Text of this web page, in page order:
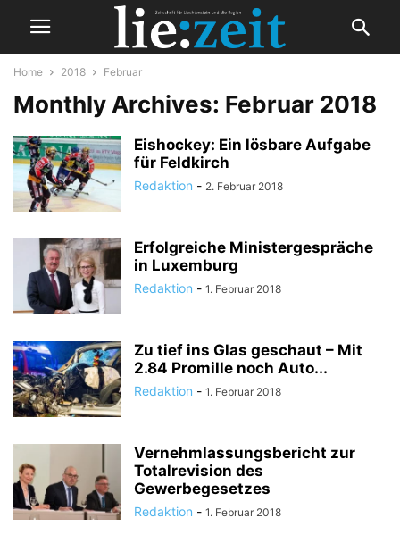
Home 2018 Februar
Monthly Archives: Februar 2018
Eishockey: Ein lösbare Aufgabe
für Feldkirch
Redaktion - 2. Februar 2018
Erfolgreiche Ministergespräche
in Luxemburg
Redaktion - 1. Februar 2018
Zu tief ins Glas geschaut – Mit
2.84 Promille noch Auto...
Redaktion - 1. Februar 2018
Vernehmlassungsbericht zur
Totalrevision des
Gewerbegesetzes
Redaktion - 1. Februar 2018